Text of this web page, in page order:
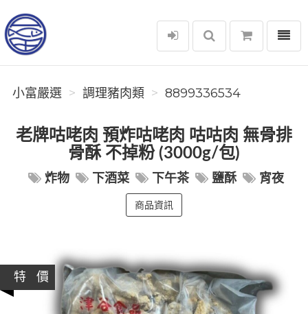
小富嚴選
選單
小富嚴選 調理豬肉類 8899336534
老牌咕咾肉 預炸咕咾肉 咕咕肉 無骨排
骨酥 不掉粉 (3000g/包)
炸物 下酒菜 下午茶 鹽酥 宵夜
商品資訊
特 價